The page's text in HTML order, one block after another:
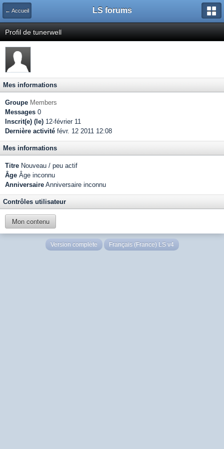
← Accueil LS forums
Profil de tunerwell
Mes informations
Groupe Members
Messages 0
Inscrit(e) (le) 12-février 11
Dernière activité févr. 12 2011 12:08
Mes informations
Titre Nouveau / peu actif
Âge Âge inconnu
Anniversaire Anniversaire inconnu
Contrôles utilisateur
Mon contenu
Version complète Français (France) LS v4